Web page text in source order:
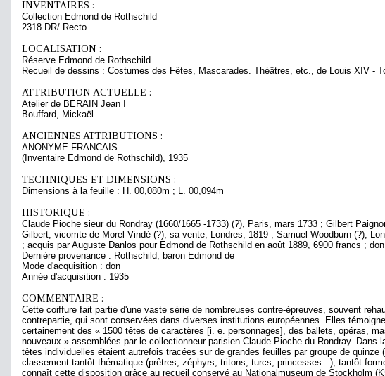
INVENTAIRES :
Collection Edmond de Rothschild
2318 DR/ Recto
LOCALISATION :
Réserve Edmond de Rothschild
Recueil de dessins : Costumes des Fêtes, Mascarades. Théâtres, etc., de Louis XIV -
ATTRIBUTION ACTUELLE :
Atelier de BERAIN Jean I
Bouffard, Mickaël
ANCIENNES ATTRIBUTIONS :
ANONYME FRANCAIS
(Inventaire Edmond de Rothschild), 1935
TECHNIQUES ET DIMENSIONS :
Dimensions à la feuille : H. 00,080m ; L. 00,094m
HISTORIQUE :
Claude Pioche sieur du Rondray (1660/1665 -1733) (?), Paris, mars 1733 ; Gilbert
Gilbert, vicomte de Morel-Vindé (?), sa vente, Londres, 1819 ; Samuel Woodburn (?),
; acquis par Auguste Danlos pour Edmond de Rothschild en août 1889, 6900 francs ;
Dernière provenance : Rothschild, baron Edmond de
Mode d'acquisition : don
Année d'acquisition : 1935
COMMENTAIRE :
Cette coiffure fait partie d'une vaste série de nombreuses contre-épreuves, souvent
contrepartie, qui sont conservées dans diverses institutions européennes. Elles
certainement des « 1500 têtes de caractères [i. e. personnages], des ballets, opéras,
nouveaux » assemblées par le collectionneur parisien Claude Pioche du Rondray. Dans
têtes individuelles étaient autrefois tracées sur de grandes feuilles par groupe de
classement tantôt thématique (prêtres, zéphyrs, tritons, turcs, princesses...), tantôt
connaît cette disposition grâce au recueil conservé au Nationalmuseum de Stockholm